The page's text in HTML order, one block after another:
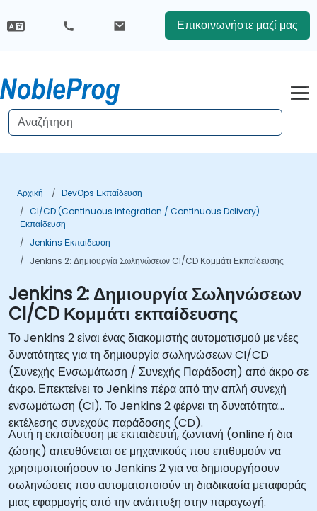
Επικοινωνήστε μαζί μας
Αρχική
DevOps Εκπαίδευση
CI/CD (Continuous Integration / Continuous Delivery)
Εκπαίδευση
Jenkins Εκπαίδευση
Jenkins 2: Δημιουργία Σωληνώσεων CI/CD Κομμάτι Εκπαίδευσης
Jenkins 2: Δημιουργία Σωληνώσεων
CI/CD Κομμάτι εκπαίδευσης
Το Jenkins 2 είναι ένας διακομιστής αυτοματισμού με νέες
δυνατότητες για τη δημιουργία σωληνώσεων CI/CD
(Συνεχής Ενσωμάτωση / Συνεχής Παράδοση) από άκρο σε
άκρο. Επεκτείνει το Jenkins πέρα από την απλή συνεχή
ενσωμάτωση (CI). Το Jenkins 2 φέρνει τη δυνατότητα
εκτέλεσης συνεχούς παράδοσης (CD).
Αυτή η εκπαίδευση με εκπαιδευτή, ζωντανή (online ή δια
ζώσης) απευθύνεται σε μηχανικούς που επιθυμούν να
χρησιμοποιήσουν το Jenkins 2 για να δημιουργήσουν
σωληνώσεις που αυτοματοποιούν τη διαδικασία μεταφοράς
μιας εφαρμογής από την ανάπτυξη στην παραγωγή.